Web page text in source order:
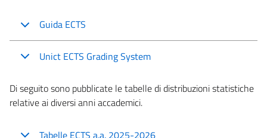
Guida ECTS
Unict ECTS Grading System
Di seguito sono pubblicate le tabelle di distribuzioni statistiche
relative ai diversi anni accademici.
Tabelle ECTS a.a. 2025-2026